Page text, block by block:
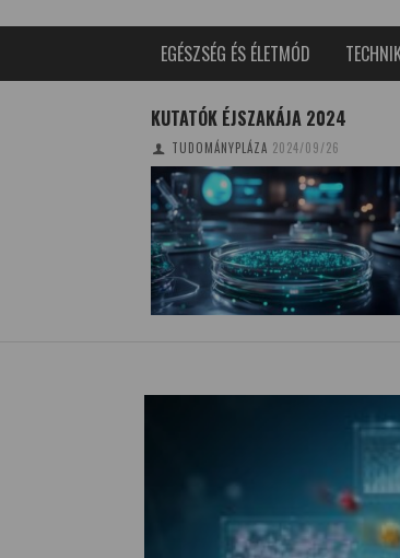
EGÉSZSÉG ÉS ÉLETMÓD
KUTATÓK ÉJSZAKÁJA 2024
TUDOMÁNYPLÁZA 2024/09/26